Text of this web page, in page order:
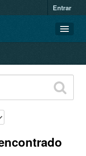
Entrar